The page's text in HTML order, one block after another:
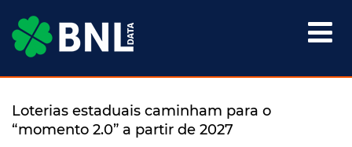

Loterias estaduais caminham para o
“momento 2.0” a partir de 2027